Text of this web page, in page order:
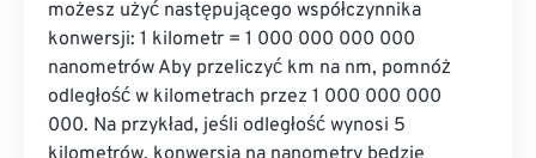
możesz użyć następującego współczynnika
konwersji: 1 kilometr = 1 000 000 000 000
nanometrów Aby przeliczyć km na nm, pomnóż
odległość w kilometrach przez 1 000 000 000
000. Na przykład, jeśli odległość wynosi 5